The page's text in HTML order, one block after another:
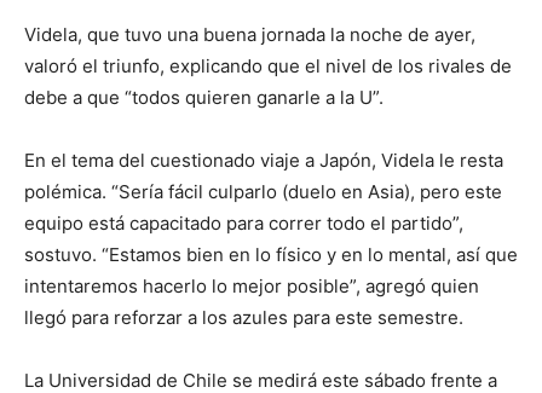
Videla, que tuvo una buena jornada la noche de ayer,
valoró el triunfo, explicando que el nivel de los rivales de
debe a que “todos quieren ganarle a la U”.
En el tema del cuestionado viaje a Japón, Videla le resta
polémica. “Sería fácil culparlo (duelo en Asia), pero este
equipo está capacitado para correr todo el partido”,
sostuvo. “Estamos bien en lo físico y en lo mental, así que
intentaremos hacerlo lo mejor posible”, agregó quien
llegó para reforzar a los azules para este semestre.
La Universidad de Chile se medirá este sábado frente a